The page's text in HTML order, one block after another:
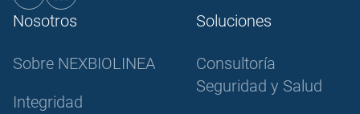
Nosotros
Sobre NEXBIOLINEA
Integridad
Soluciones
Consultoría
Seguridad y Salud